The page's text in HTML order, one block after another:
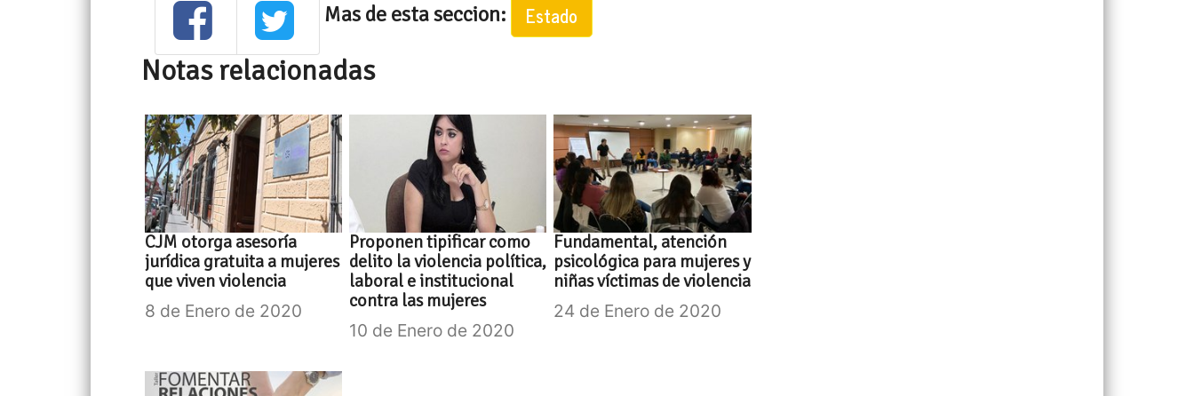
Mas de esta seccion: Estado
Notas relacionadas
CJM otorga asesoría
jurídica gratuita a mujeres
que viven violencia
8 de Enero de 2020
Proponen tipificar como
delito la violencia política,
laboral e institucional
contra las mujeres
10 de Enero de 2020
Fundamental, atención
psicológica para mujeres y
niñas víctimas de violencia
24 de Enero de 2020